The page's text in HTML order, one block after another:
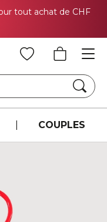
tout achat de CHF
COUPLES